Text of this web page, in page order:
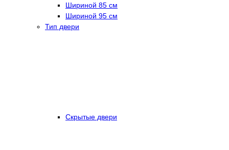
Шириной 85 см
Шириной 95 см
Тип двери
Скрытые двери